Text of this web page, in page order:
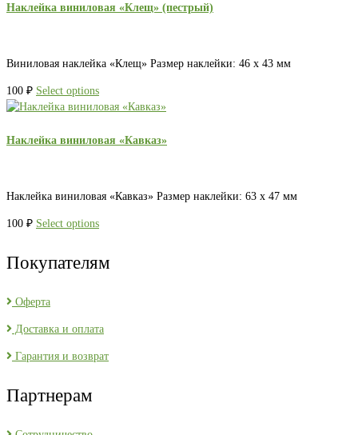
Наклейка виниловая «Клещ» (пестрый)
Виниловая наклейка «Клещ» Размер наклейки: 46 х 43 мм
100 ₽ Select options
Наклейка виниловая «Кавказ»
Наклейка виниловая «Кавказ» Размер наклейки: 63 х 47 мм
100 ₽ Select options
Покупателям
Оферта
Доставка и оплата
Гарантия и возврат
Партнерам